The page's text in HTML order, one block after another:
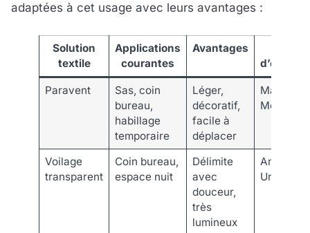
adaptées à cet usage avec leurs avantages :
Solution
textile
Applications
courantes
Avantages
Paravent
Sas, coin
bureau,
habillage
temporaire
Léger,
décoratif,
facile à
déplacer
Maisons
Monde,
Voilage
transparent
Coin bureau,
espace nuit
Délimite
avec
douceur,
très
lumineux
Am.PM.,
Unopiu